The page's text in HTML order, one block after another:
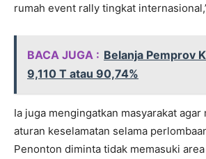
rumah event rally tingkat
BACA JUGA : Belanja Pemprov
9,110 T atau 90,74%
Ia juga mengingatkan masyarakat
aturan keselamatan selama
Penonton diminta tidak memasuki